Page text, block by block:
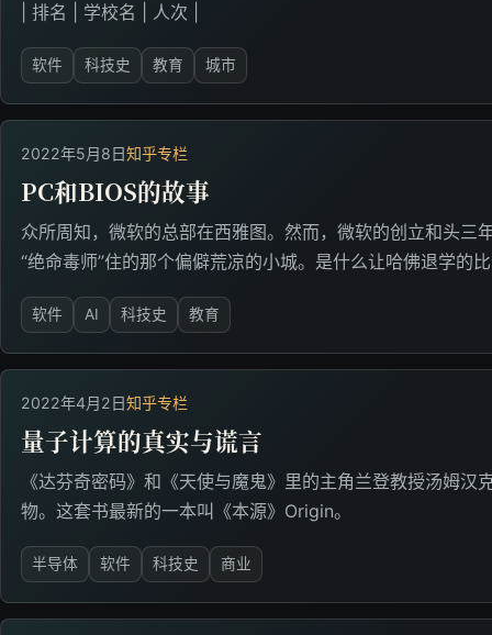
| 排名 | 学校名 | 人次 |
软件 科技史 教育 城市
2022年5月8日知乎专栏
PC和BIOS的故事
众所周知，微软的总部在西雅图。然而，微软的创立和头三
“绝命毒师”住的那个偏僻荒凉的小城。是什么让哈佛退学的
软件 AI 科技史 教育
2022年4月2日知乎专栏
量子计算的真实与谎言
《达芬奇密码》和《天使与魔鬼》里的主角兰登教授汤姆汉
物。这套书最新的一本叫《本源》Origin。
半导体 软件 科技史 商业